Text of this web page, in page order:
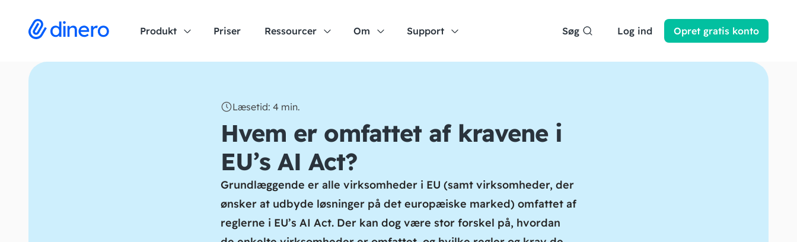
Produkt Priser Ressourcer Om Support Søg Log ind Opret gratis konto
Læsetid: 4 min.
Hvem er omfattet af kravene i
EU’s AI Act?
Grundlæggende er alle virksomheder i EU (samt virksomheder, der
ønsker at udbyde løsninger på det europæiske marked) omfattet af
reglerne i EU’s AI Act. Der kan dog være stor forskel på, hvordan